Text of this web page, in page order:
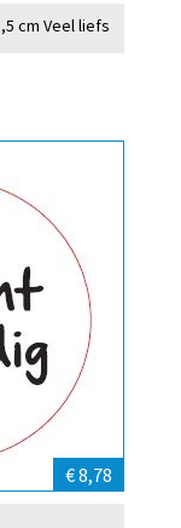
cm Veel liefs
€ 8,78